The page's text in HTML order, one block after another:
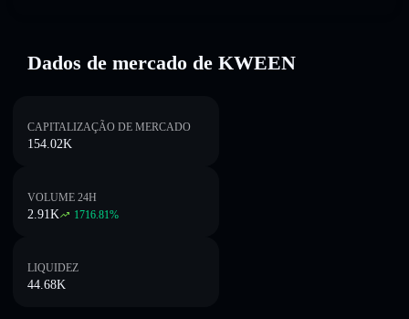
Dados de mercado de KWEEN
CAPITALIZAÇÃO DE MERCADO
154.02K
VOLUME 24H
2.91K 1716.81%
LIQUIDEZ
44.68K